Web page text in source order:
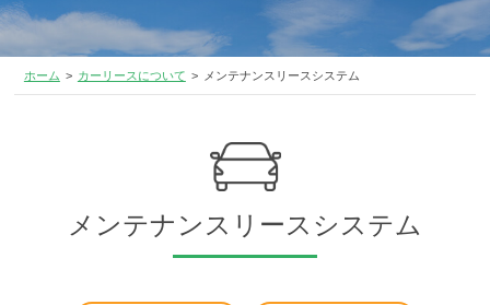
ホーム カーリースについて メンテナンスリースシステム
メンテナンスリースシステム